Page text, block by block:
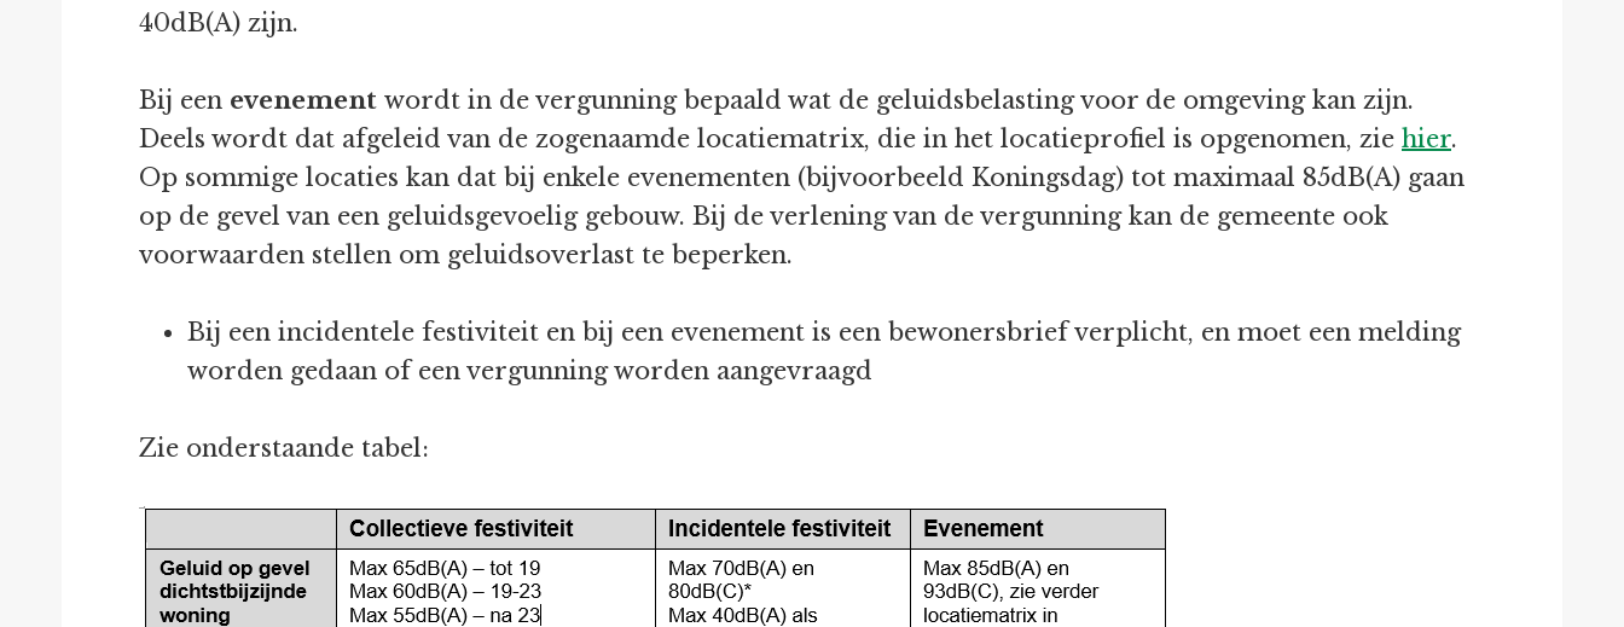
40dB(A) zijn.
Bij een evenement wordt in de vergunning bepaald wat de geluidsbelasting voor de omgeving kan zijn.
Deels wordt dat afgeleid van de zogenaamde locatiematrix, die in het locatieprofiel is opgenomen, zie hier.
Op sommige locaties kan dat bij enkele evenementen (bijvoorbeeld Koningsdag) tot maximaal 85dB(A) gaan
op de gevel van een geluidsgevoelig gebouw. Bij de verlening van de vergunning kan de gemeente ook
voorwaarden stellen om geluidsoverlast te beperken.
Bij een incidentele festiviteit en bij een evenement is een bewonersbrief verplicht, en moet een melding
worden gedaan of een vergunning worden aangevraagd
Zie onderstaande tabel: